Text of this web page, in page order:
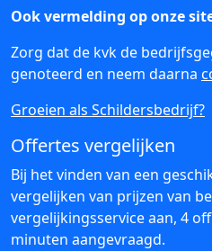
Ook vermelding op onze
Zorg dat de kvk de
genoteerd en neem daarna
Groeien als Schildersbedrijf?
Offertes vergelijken
Bij het vinden van een
vergelijken van prijzen van
vergelijkingsservice aan, 4
minuten aangevraagd.